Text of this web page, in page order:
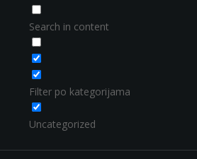
Search in content
Filter po kategorijama
Uncategorized